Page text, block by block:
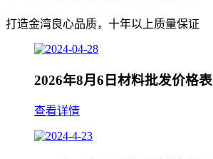
打造金湾良心品质，十年以上质量保证
2026年8月6日材料批发价格表
查看详情